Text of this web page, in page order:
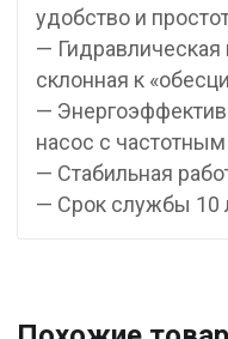
удобство и
— Гидравлическая
склонная к
—
насос с
— Стабильная
— Срок службы 10